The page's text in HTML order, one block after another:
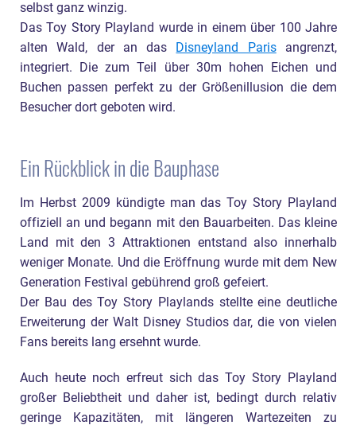
selbst ganz winzig.
Das Toy Story Playland wurde in einem über 100 Jahre
alten Wald, der an das Disneyland Parisangrenzt,
integriert. Die zum Teil über 30m hohen Eichen und
Buchen passen perfekt zu der Größenillusion die dem
Besucher dort geboten wird.
Ein Rückblick in die Bauphase
Im Herbst 2009 kündigte man das Toy Story Playland
offiziell an und begann mit den Bauarbeiten. Das kleine
Land mit den 3 Attraktionen entstand also innerhalb
weniger Monate. Und die Eröffnung wurde mit dem New
Generation Festival gebührend groß gefeiert.
Der Bau des Toy Story Playlands stellte eine deutliche
Erweiterung der Walt Disney Studios dar, die von vielen
Fans bereits lang ersehnt wurde.
Auch heute noch erfreut sich das Toy Story Playland
großer Beliebtheit und daher ist, bedingt durch relativ
geringe Kapazitäten, mit längeren Wartezeiten zu